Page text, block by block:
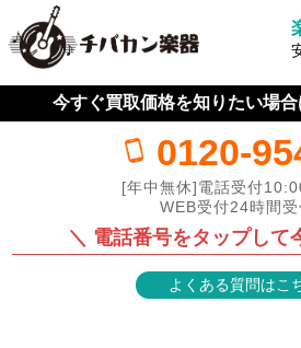
今すぐ買取価格を知りたい場
0120-
[年中無休]電話受付
WEB受付24時間受
＼ 電話番号をタップして
よくある質問はこ